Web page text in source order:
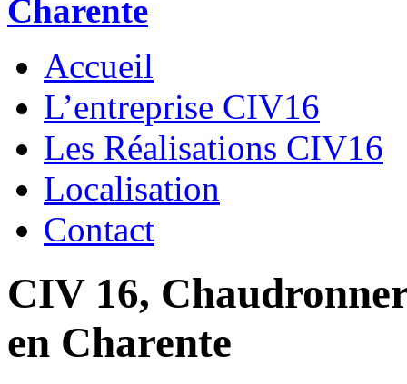
Charente
Accueil
L’entreprise CIV16
Les Réalisations CIV16
Localisation
Contact
CIV 16,
en Charente